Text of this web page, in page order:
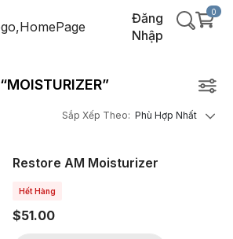
Đăng
Nhập
0
“MOISTURIZER”
Sắp Xếp Theo: Phù Hợp Nhất
Restore AM Moisturizer
Hết Hàng
$51.00